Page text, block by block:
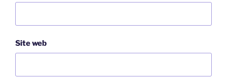
Site web